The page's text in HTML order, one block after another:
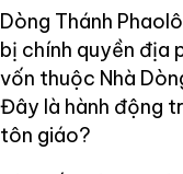
Dòng Thánh
bị chính quyền địa
vốn thuộc Nhà
Đây là hành động
tôn giáo?